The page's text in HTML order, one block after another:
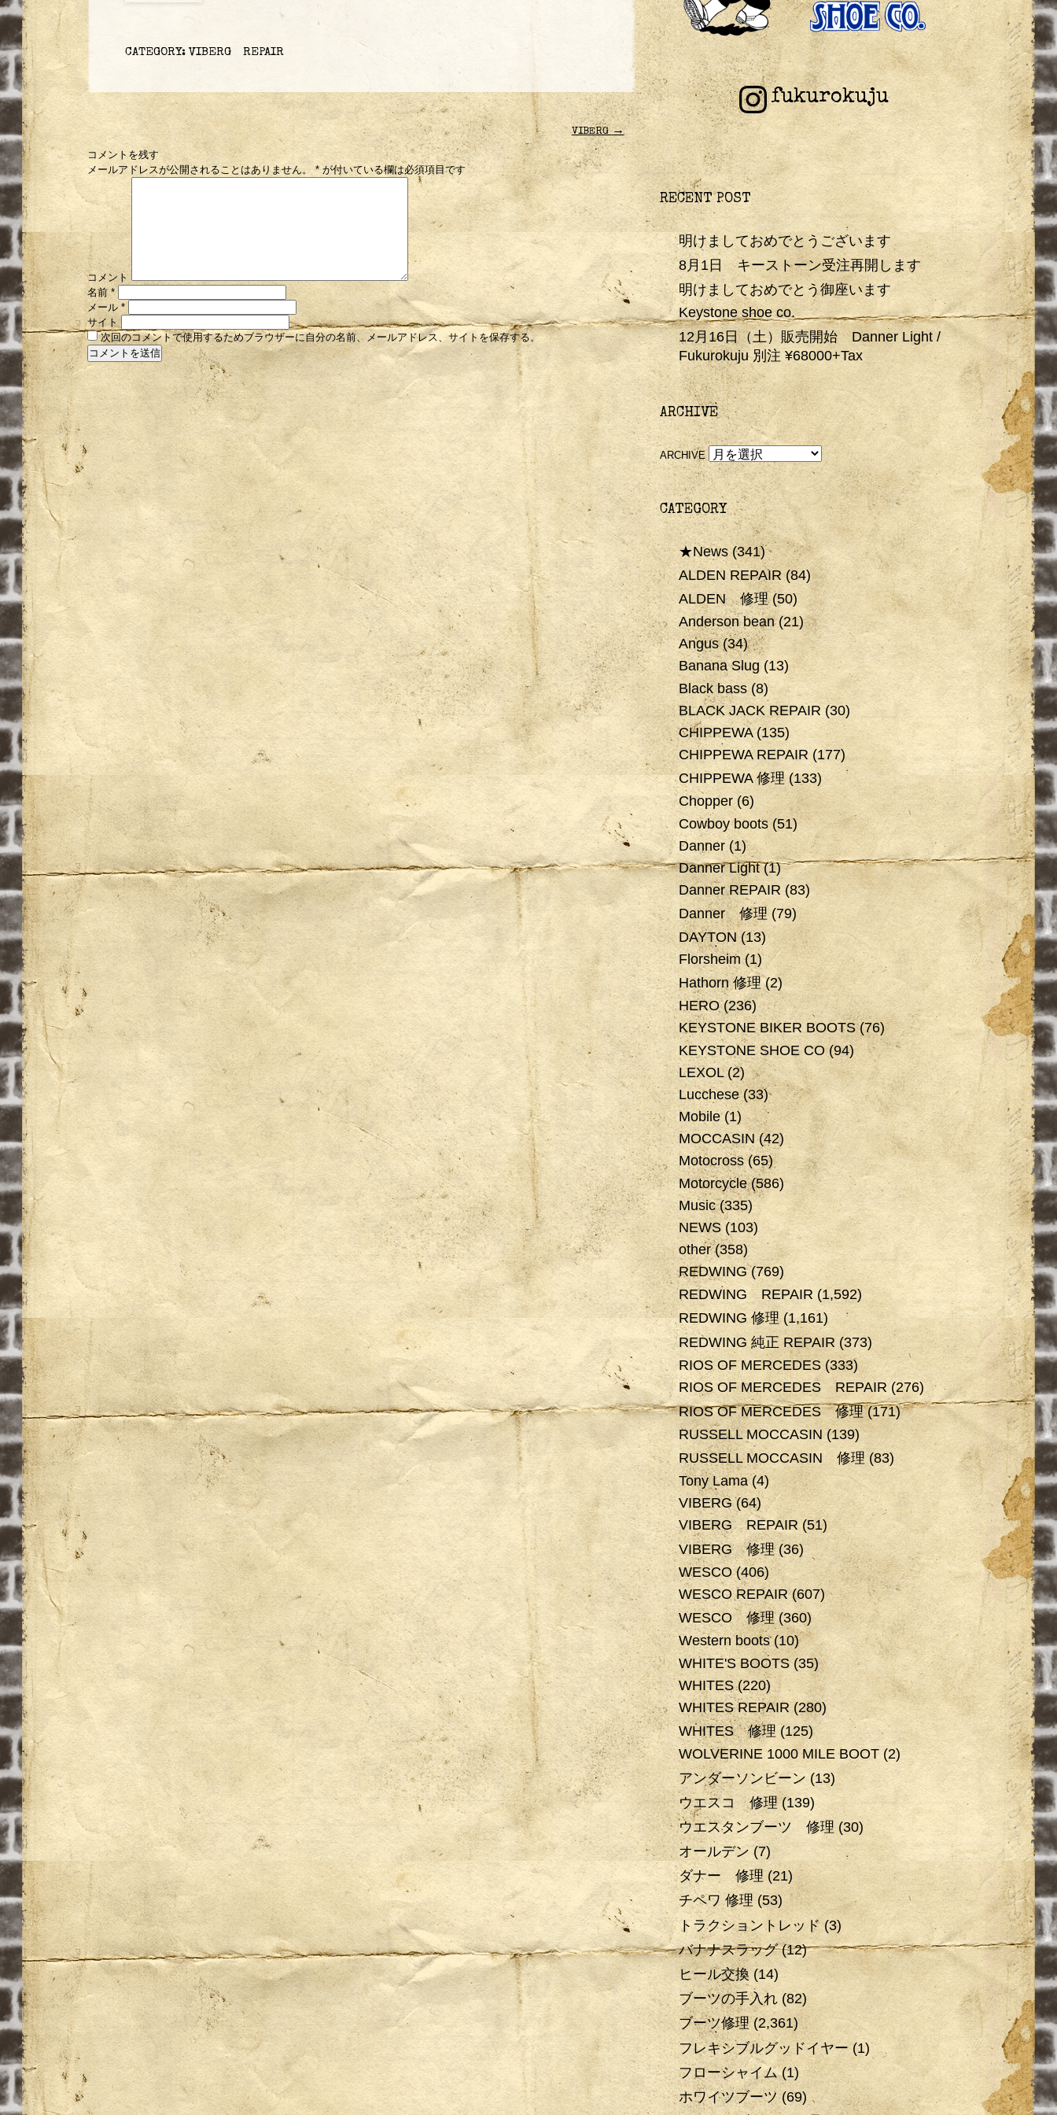
CATEGORY:VIBERG REPAIR
VIBERG→
コメントを残す
メールアドレスが公開されることはありません。 * が付いている欄は必須項目です
コメント
名前 *
メール*
サイト
次回のコメントで使用するためブラウザーに自分の名前、メールアドレス、サイトを保存する。
fukurokuju
RECENT POST
明けましておめでとうございます
8月1日 キーストーン受注再開します
明けましておめでとう御座います
Keystone shoe co.
12月16日（土）販売開始 Danner Light /
Fukurokuju 別注 ¥68000+Tax
ARCHIVE
ARCHIVE
CATEGORY
★News(341)
ALDEN REPAIR(84)
ALDEN 修理(50)
Anderson bean(21)
Angus(34)
Banana Slug(13)
Black bass(8)
BLACK JACK REPAIR(30)
CHIPPEWA(135)
CHIPPEWA REPAIR(177)
CHIPPEWA 修理(133)
Chopper(6)
Cowboy boots(51)
Danner(1)
Danner Light(1)
Danner REPAIR (83)
Danner 修理(79)
DAYTON(13)
Florsheim(1)
Hathorn 修理(2)
HERO(236)
KEYSTONE BIKER BOOTS(76)
KEYSTONE SHOE CO(94)
LEXOL(2)
Lucchese(33)
Mobile(1)
MOCCASIN(42)
Motocross(65)
Motorcycle(586)
Music(335)
NEWS(103)
other(358)
REDWING(769)
REDWING REPAIR (1,592)
REDWING 修理(1,161)
REDWING 純正 REPAIR (373)
RIOS OF MERCEDES(333)
RIOS OF MERCEDES REPAIR (276)
RIOS OF MERCEDES 修理(171)
RUSSELL MOCCASIN(139)
RUSSELL MOCCASIN 修理(83)
Tony Lama(4)
VIBERG(64)
VIBERG REPAIR (51)
VIBERG 修理(36)
WESCO(406)
WESCO REPAIR(607)
WESCO 修理(360)
Western boots(10)
WHITE'S BOOTS(35)
WHITES(220)
WHITES REPAIR(280)
WHITES 修理 (125)
WOLVERINE 1000 MILE BOOT(2)
アンダーソンビーン(13)
ウエスコ 修理(139)
ウエスタンブーツ 修理(30)
オールデン (7)
ダナー 修理 (21)
チペワ 修理 (53)
トラクショントレッド(3)
バナナスラッグ(12)
ヒール交換(14)
ブーツの手入れ(82)
ブーツ修理(2,361)
フレキシブルグッドイヤー(1)
フローシャイム(1)
ホワイツブーツ(69)